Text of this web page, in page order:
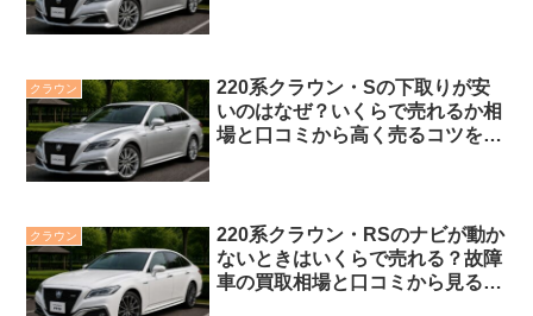
クラウン
220系クラウン・Sの下取りが安
いのはなぜ？いくらで売れるか相
場と口コミから高く売るコツを解
クラウン
220系クラウン・RSのナビが動か
ないときはいくらで売れる？故障
車の買取相場と口コミから見る高